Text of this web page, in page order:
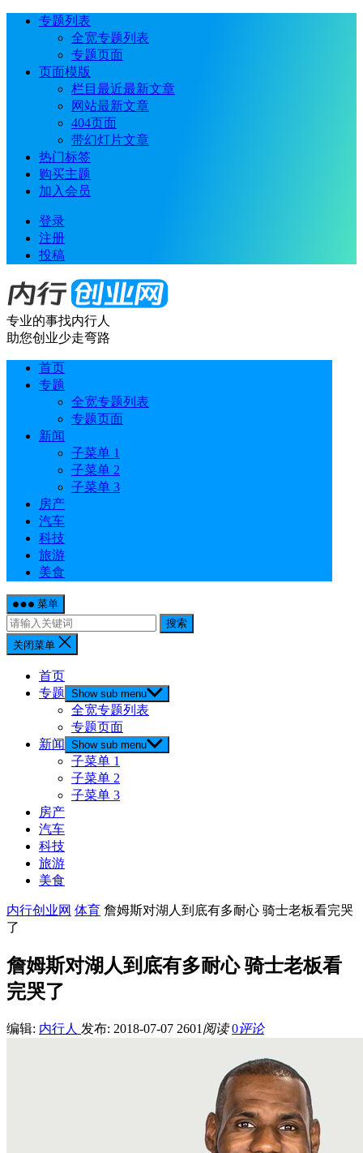
专题列表
全宽专题列表
专题页面
页面模版
栏目最近最新文章
网站最新文章
404页面
带幻灯片文章
热门标签
购买主题
加入会员
登录
注册
投稿
专业的事找内行人
助您创业少走弯路
首页
专题
全宽专题列表
专题页面
新闻
子菜单 1
子菜单 2
子菜单 3
房产
汽车
科技
旅游
美食
菜单
搜索
关闭菜单
首页
专题 Show sub menu
全宽专题列表
专题页面
新闻
Show sub menu
子菜单 1
子菜单 2
子菜单 3
房产
汽车
科技
旅游
美食
内行创业网 体育 詹姆斯对湖人到底有多耐心 骑士老板看完哭
了
詹姆斯对湖人到底有多耐心 骑士老板看
完哭了
编辑: 内行人 发布: 2018-07-07 2601 阅读 0评论